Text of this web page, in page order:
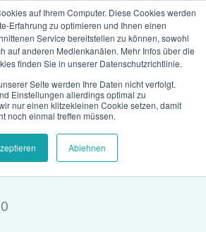
auf Ihrem Computer. Diese Cookies werden
Erfahrung zu optimieren und Ihnen einen
Service bereitstellen zu können, sowohl
auf anderen Medienkanälen. Mehr Infos über die
finden Sie in unserer Datenschutzrichtlinie.
Seite werden Ihre Daten nicht verfolgt.
Einstellungen allerdings optimal zu
nur einen klitzekleinen Cookie setzen, damit
noch einmal treffen müssen.
Ablehnen
Climedo veröffentlicht Umfrage
Umsetzung